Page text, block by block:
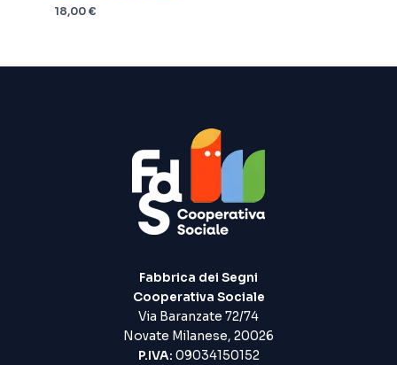
18,00€
Fabbrica dei Segni
Cooperativa Sociale
Via Baranzate 72/74
Novate Milanese, 20026
P.IVA: 09034150152